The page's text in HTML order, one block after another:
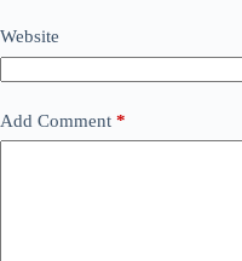
Website
Add Comment *